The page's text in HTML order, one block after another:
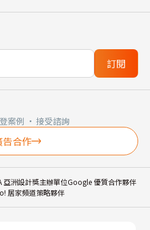
訂閱
案例 · 接受諮詢
告合作
亞洲設計獎主辦單位Google 優質合作夥伴
居家頻道策略夥伴